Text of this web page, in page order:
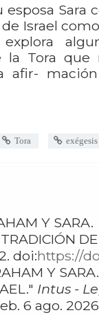
esposa Sara
Israel
Tora que
afir-
Tora
(1), 35-42. doi:https://
Intus -
línea], 3.1 (2009): 35-42. Web. 6 ago. 2026